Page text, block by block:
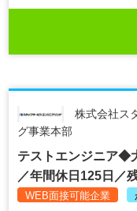
株式会社ス
グ事業本部
テストエンジニア◆
／年間休日125日／
WEB面接可能企業